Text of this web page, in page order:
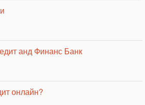
анд Финанс Банк
онлайн?